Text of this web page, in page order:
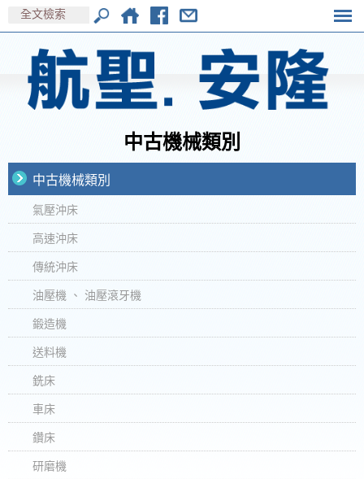
中古機械類別
中古機械類別
氣壓沖床
高速沖床
傳統沖床
油壓機 、 油壓滾牙機
鍛造機
送料機
銑床
車床
鑽床
研磨機